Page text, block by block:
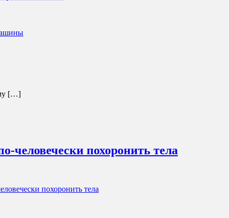
[…]
человечески похоронить тела
похоронить тела